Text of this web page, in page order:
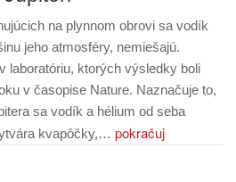
na plynnom obrovi sa vodík
jeho atmosféry, nemiešajú.
laboratóriu, ktorých výsledky boli
v časopise Nature. Naznačuje to,
sa vodík a hélium od seba
kvapôčky,… pokračuj